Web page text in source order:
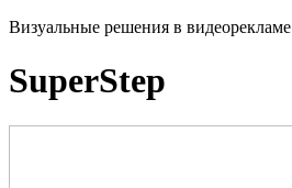
Визуальные решения в видеорекламе
SuperStep